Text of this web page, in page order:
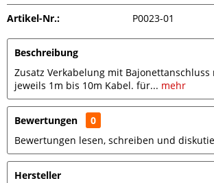
Artikel-Nr.: P0023-01
Beschreibung
Zusatz Verkabelung mit Bajonettanschluss
jeweils 1m bis 10m Kabel. für... mehr
Bewertungen
0
Bewertungen lesen, schreiben und
Hersteller